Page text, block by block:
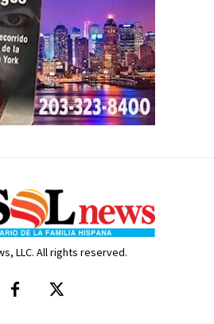
LLC. All rights reserved.